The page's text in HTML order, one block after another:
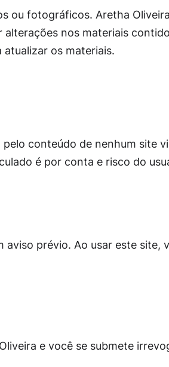
ou fotográficos. Aretha
nos materiais
os materiais.
conteúdo de nenhum site
é por conta e risco do
prévio. Ao usar este site,
e você se submete